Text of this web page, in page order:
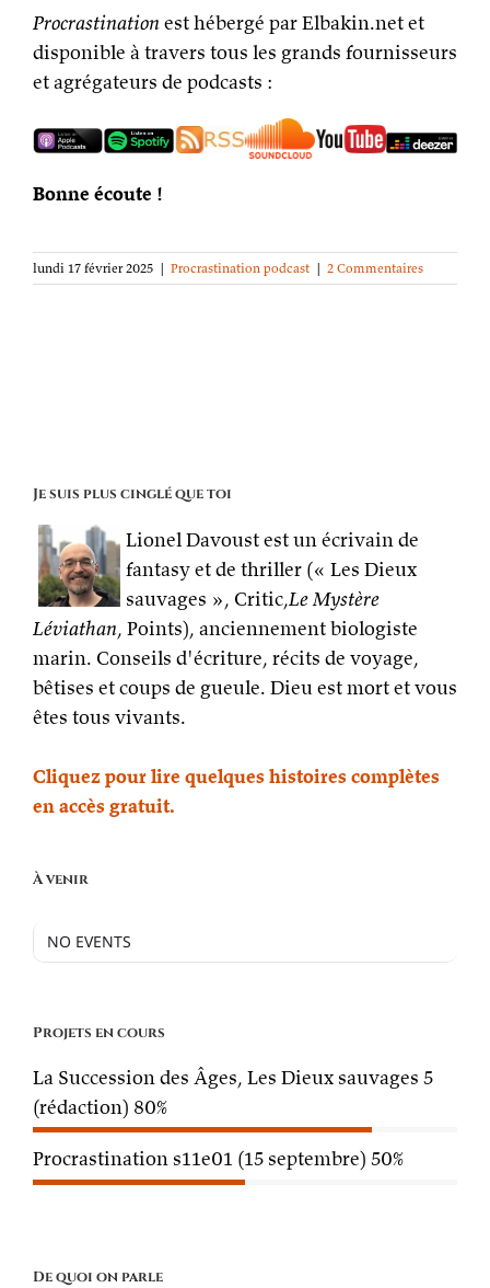
Procrastinationest hébergé par Elbakin.net et
disponible à travers tous les grands fournisseurs
et agrégateurs de podcasts :
Bonne écoute !
lundi 17 février 2025 | Procrastination podcast | 2 Commentaires
Je suis plus cinglé que toi
Lionel Davoust est un écrivain de
fantasy et de thriller (« Les Dieux
sauvages », Critic,Le Mystère
Léviathan, Points), anciennement biologiste
marin. Conseils d'écriture, récits de voyage,
bêtises et coups de gueule. Dieu est mort et vous
êtes tous vivants.
Cliquez pour lire quelques histoires complètes
en accès gratuit.
À venir
NO EVENTS
Projets en cours
La Succession des Âges, Les Dieux sauvages 5
(rédaction) 80%
Procrastination s11e01 (15 septembre) 50%
De quoi on parle